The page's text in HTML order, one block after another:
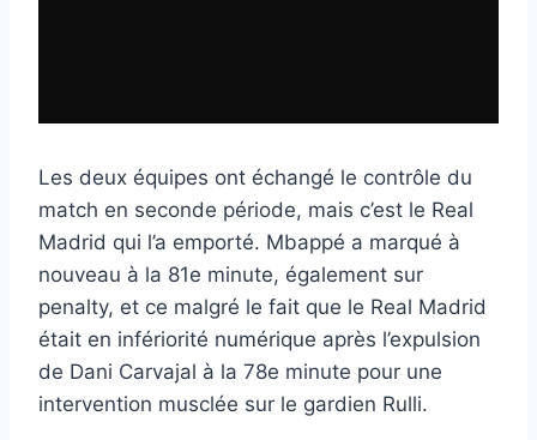
Les deux équipes ont échangé le contrôle du
match en seconde période, mais c’est le Real
Madrid qui l’a emporté. Mbappé a marqué à
nouveau à la 81e minute, également sur
penalty, et ce malgré le fait que le Real Madrid
était en infériorité numérique après l’expulsion
de Dani Carvajal à la 78e minute pour une
intervention musclée sur le gardien Rulli.